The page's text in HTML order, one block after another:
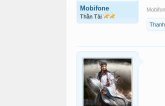
Mobifone
Thần Tài